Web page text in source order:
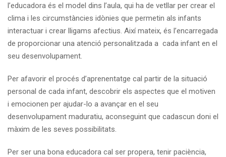
l’educadora és el model dins l’aula, qui ha de vetllar per crear el
clima i les circumstàncies idònies que permetin als infants
interactuar i crear lligams afectius. Així mateix, és l’encarregada
de proporcionar una atenció personalitzada a cada infant en el
seu desenvolupament.
Per afavorir el procés d’aprenentatge cal partir de la situació
personal de cada infant, descobrir els aspectes que el motiven
i emocionen per ajudar-lo a avançar en el seu
desenvolupament maduratiu, aconseguint que cadascun doni el
màxim de les seves possibilitats.
Per ser una bona educadora cal ser propera, tenir paciència,